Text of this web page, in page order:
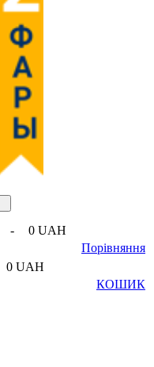
-
0 UAH
Порівняння
0 UAH
КОШИК